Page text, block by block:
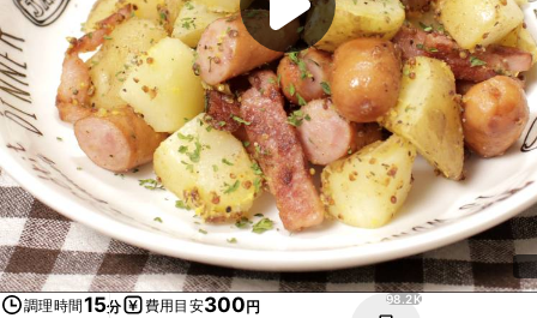
調理時間15分 費用目安300円 98.2K